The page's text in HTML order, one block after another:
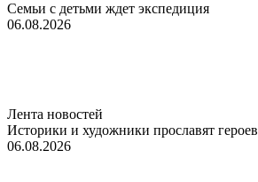
Семьи с детьми ждет экспедиция
06.08.2026
Лента новостей
Историки и художники прославят героев
06.08.2026